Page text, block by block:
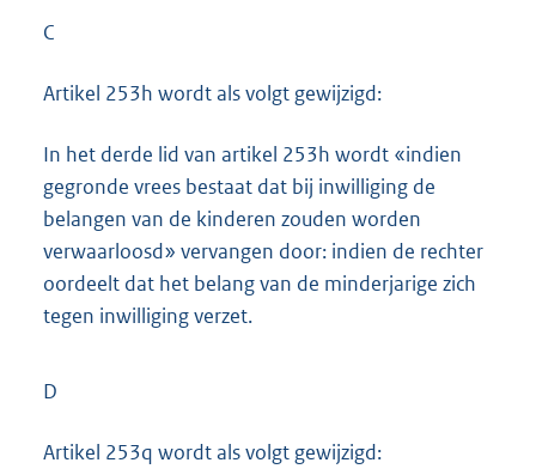
C
Artikel 253h wordt als volgt gewijzigd:
In het derde lid van artikel 253h wordt «indien
gegronde vrees bestaat dat bij inwilliging de
belangen van de kinderen zouden worden
verwaarloosd» vervangen door: indien de rechter
oordeelt dat het belang van de minderjarige zich
tegen inwilliging verzet.
D
Artikel 253q wordt als volgt gewijzigd: